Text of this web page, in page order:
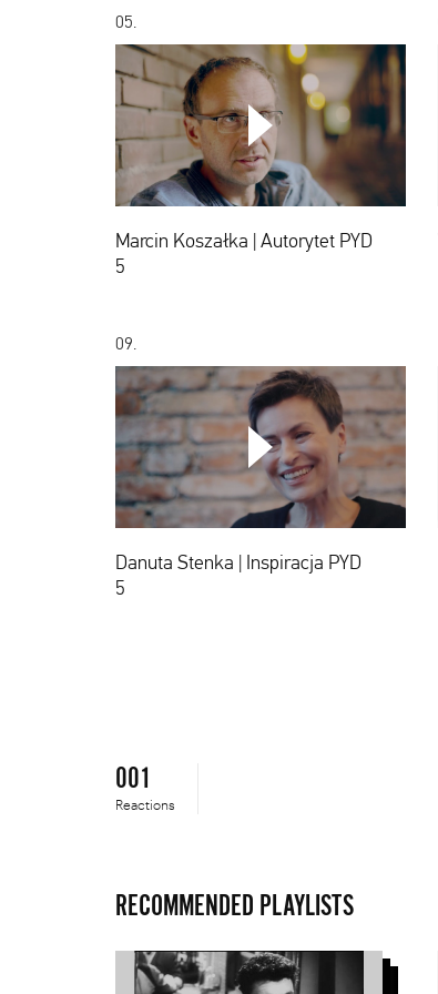
Marcin
Koszałka
|
Autorytet
5
05.
Marcin Koszałka | Autorytet PYD
5
Danuta
Stenka
|
Inspiracja
5
09.
Danuta Stenka | Inspiracja PYD
5
001
Reactions
RECOMMENDED PLAYLISTS
Andriej
Tarkowski